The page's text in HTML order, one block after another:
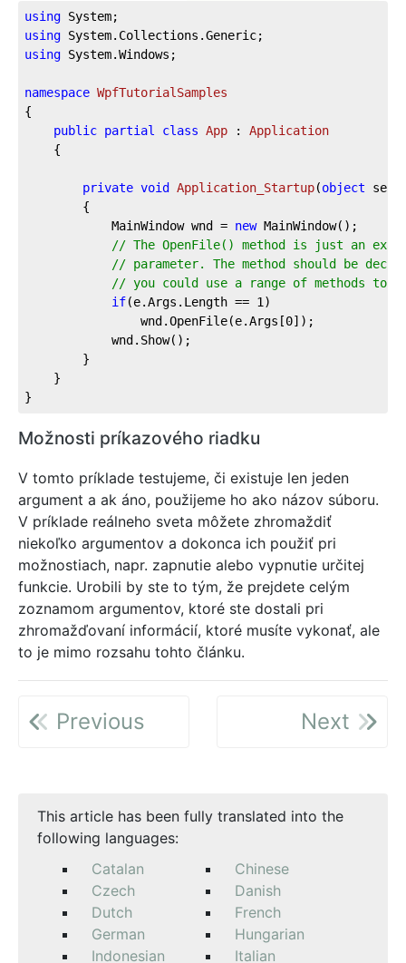
using
using
using System.Windows;
namespace WpfTutorialSamples
{
public partial class App : Application
private void Application_Startup(object
			MainWindow wnd =
new MainWindow();
// The OpenFile() method is just an
// parameter. The method should be
// you could use a range of methods to
if(e.Args.Length == 1)
				wnd.OpenFile(e.Args[
0]);
}
Možnosti príkazového riadku
V tomto príklade testujeme, či existuje len jeden
argument a ak áno, použijeme ho ako názov súboru.
V príklade reálneho sveta môžete zhromaždiť
niekoľko argumentov a dokonca ich použiť pri
možnostiach, napr. zapnutie alebo vypnutie určitej
funkcie. Urobili by ste to tým, že prejdete celým
zoznamom argumentov, ktoré ste dostali pri
zhromažďovaní informácií, ktoré musíte vykonať, ale
to je mimo rozsahu tohto článku.
Previous Next
This article has been fully translated into the
following languages:
Catalan
Chinese
Czech
Danish
Dutch
French
German
Hungarian
Indonesian
Italian